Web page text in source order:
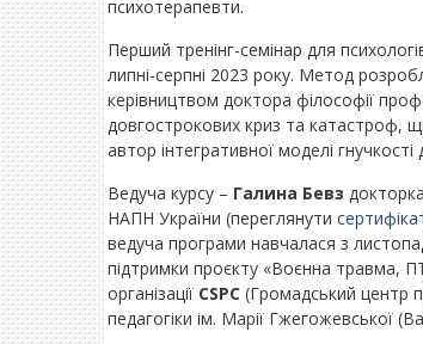
психотерапевти.
Перший тренінг-семінар для
липні-серпні 2023 року. Метод
керівництвом доктора філософії
довгострокових криз та катастроф,
автор інтегративної моделі гнучкості
Ведуча курсу – Галина Бевз
НАПН України (переглянути
ведуча програми навчалася з
підтримки проєкту «Воєнна травма,
організації CSPC (Громадський центр
педагогіки ім. Марії Гжегожевської